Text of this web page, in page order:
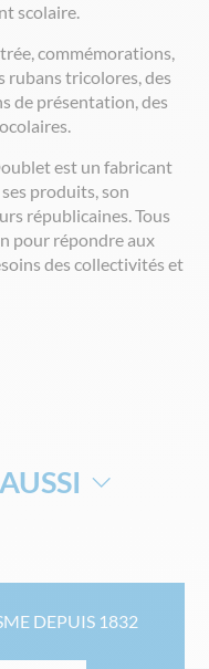
scolaire.
commémorations,
tricolores, des
de présentation, des
est un fabricant
produits, son
républicaines. Tous
pour répondre aux
des collectivités et
DEPUIS 1832